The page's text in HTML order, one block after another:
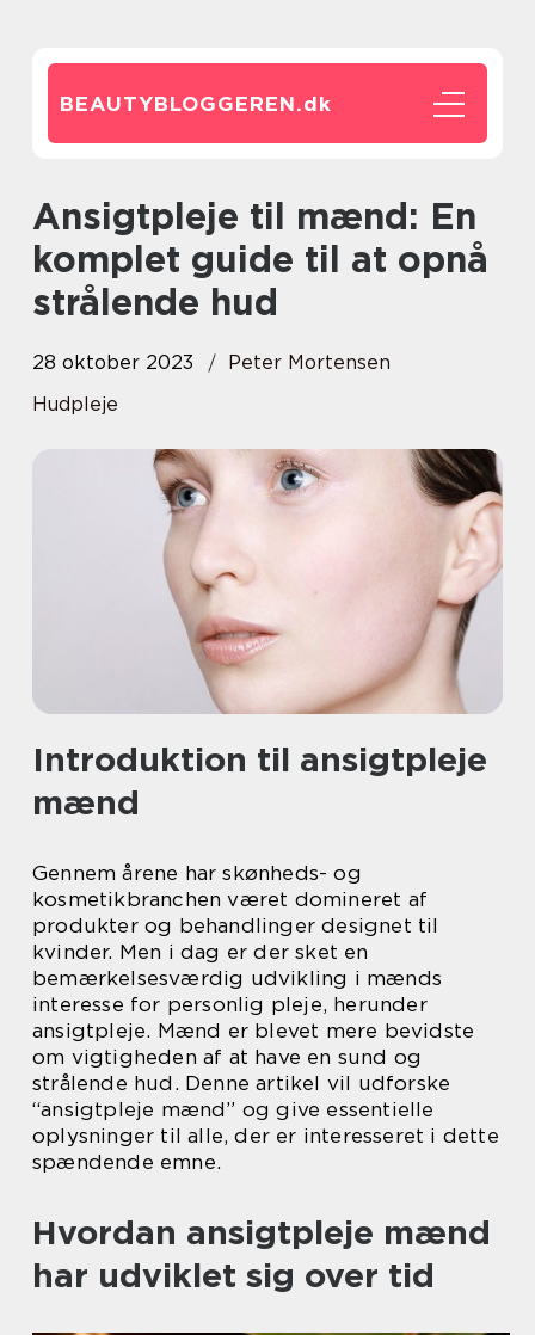
BEAUTYBLOGGEREN.dk
Ansigtpleje til mænd: En
komplet guide til at opnå
strålende hud
28 oktober 2023
Peter Mortensen
Hudpleje
Introduktion til ansigtpleje
mænd
Gennem årene har skønheds- og
kosmetikbranchen været domineret af
produkter og behandlinger designet til
kvinder. Men i dag er der sket en
bemærkelsesværdig udvikling i mænds
interesse for personlig pleje, herunder
ansigtpleje. Mænd er blevet mere bevidste
om vigtigheden af at have en sund og
strålende hud. Denne artikel vil udforske
“ansigtpleje mænd” og give essentielle
oplysninger til alle, der er interesseret i dette
spændende emne.
Hvordan ansigtpleje mænd
har udviklet sig over tid